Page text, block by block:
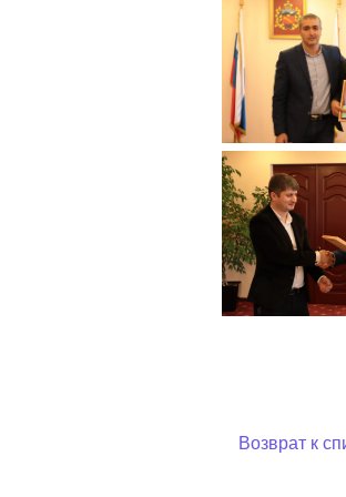
Возврат к